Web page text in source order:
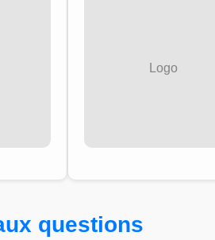
Logo
questions